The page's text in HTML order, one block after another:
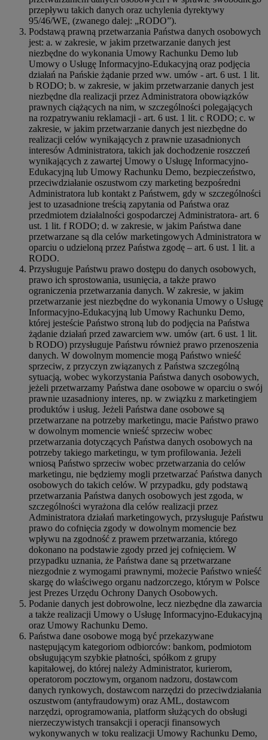
przepływu takich danych oraz uchylenia dyrektywy
95/46/WE, (zwanego dalej: „RODO”).
Podstawą prawną przetwarzania Państwa danych osobowych
jest: a. w zakresie, w jakim przetwarzanie danych jest
niezbędne do wykonania Umowy Rachunku Demo lub
Umowy o Usługę Informacyjno-Edukacyjną oraz podjęcia
działań na Pańskie żądanie przed ww. umów - art. 6 ust. 1 lit.
b RODO; b. w zakresie, w jakim przetwarzanie danych jest
niezbędne dla realizacji przez Administratora obowiązków
prawnych ciążących na nim, w szczególności polegających
na rozpatrywaniu reklamacji - art. 6 ust. 1 lit. c RODO; c. w
zakresie, w jakim przetwarzanie danych jest niezbędne do
realizacji celów wynikających z prawnie uzasadnionych
interesów Administratora, takich jak dochodzenie roszczeń
wynikających z zawartej Umowy o Usługę Informacyjno-
Edukacyjną lub Umowy Rachunku Demo, bezpieczeństwo,
przeciwdziałanie oszustwom czy marketing bezpośredni
Administratora lub kontakt z Państwem, gdy w szczególności
jest to uzasadnione treścią zapytania od Państwa oraz
przedmiotem działalności gospodarczej Administratora- art. 6
ust. 1 lit. f RODO; d. w zakresie, w jakim Państwa dane
przetwarzane są dla celów marketingowych Administratora w
oparciu o udzieloną przez Państwa zgodę – art. 6 ust. 1 lit. a
RODO.
Przysługuje Państwu prawo dostępu do danych osobowych,
prawo ich sprostowania, usunięcia, a także prawo
ograniczenia przetwarzania danych. W zakresie, w jakim
przetwarzanie jest niezbędne do wykonania Umowy o Usługę
Informacyjno-Edukacyjną lub Umowy Rachunku Demo,
której jesteście Państwo stroną lub do podjęcia na Państwa
żądanie działań przed zawarciem ww. umów (art. 6 ust. 1 lit.
b RODO) przysługuje Państwu również prawo przenoszenia
danych. W dowolnym momencie mogą Państwo wnieść
sprzeciw, z przyczyn związanych z Państwa szczególną
sytuacją, wobec wykorzystania Państwa danych osobowych,
jeżeli przetwarzamy Państwa dane osobowe w oparciu o swój
prawnie uzasadniony interes, np. w związku z marketingiem
produktów i usług. Jeżeli Państwa dane osobowe są
przetwarzane na potrzeby marketingu, macie Państwo prawo
w dowolnym momencie wnieść sprzeciw wobec
przetwarzania dotyczących Państwa danych osobowych na
potrzeby takiego marketingu, w tym profilowania. Jeżeli
wniosą Państwo sprzeciw wobec przetwarzania do celów
marketingu, nie będziemy mogli przetwarzać Państwa danych
osobowych do takich celów. W przypadku, gdy podstawą
przetwarzania Państwa danych osobowych jest zgoda, w
szczególności wyrażona dla celów realizacji przez
Administratora działań marketingowych, przysługuje Państwu
prawo do cofnięcia zgody w dowolnym momencie bez
wpływu na zgodność z prawem przetwarzania, którego
dokonano na podstawie zgody przed jej cofnięciem. W
przypadku uznania, że Państwa dane są przetwarzane
niezgodnie z wymogami prawnymi, możecie Państwo wnieść
skargę do właściwego organu nadzorczego, którym w Polsce
jest Prezes Urzędu Ochrony Danych Osobowych.
Podanie danych jest dobrowolne, lecz niezbędne dla zawarcia
a także realizacji Umowy o Usługę Informacyjno-Edukacyjną
oraz Umowy Rachunku Demo.
Państwa dane osobowe mogą być przekazywane
następującym kategoriom odbiorców: bankom, podmiotom
obsługującym szybkie płatności, spółkom z grupy
kapitałowej, do której należy Administrator, kurierom,
operatorom pocztowym, organom nadzoru, dostawcom
danych rynkowych, dostawcom narzędzi do przeciwdziałania
oszustwom (antyfraudowym) oraz AML, dostawcom
narzędzi, oprogramowania, platform służących do obsługi
nierzeczywistych transakcji i operacji finansowych
wykonywanych w toku realizacji Umowy Rachunku Demo,